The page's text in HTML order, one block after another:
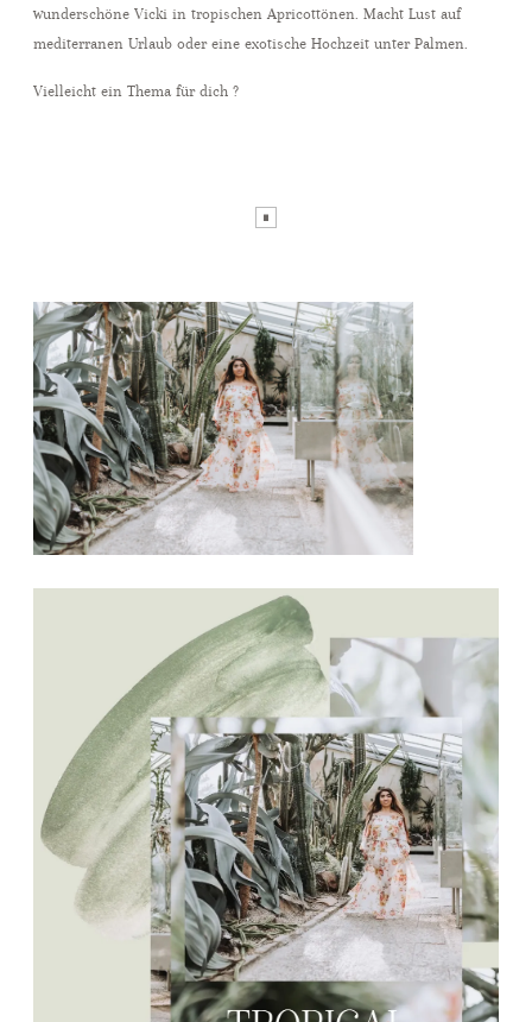
wunderschöne Vicki in tropischen Apricottönen. Macht Lust auf
mediterranen Urlaub oder eine exotische Hochzeit unter Palmen.
Vielleicht ein Thema für dich ?